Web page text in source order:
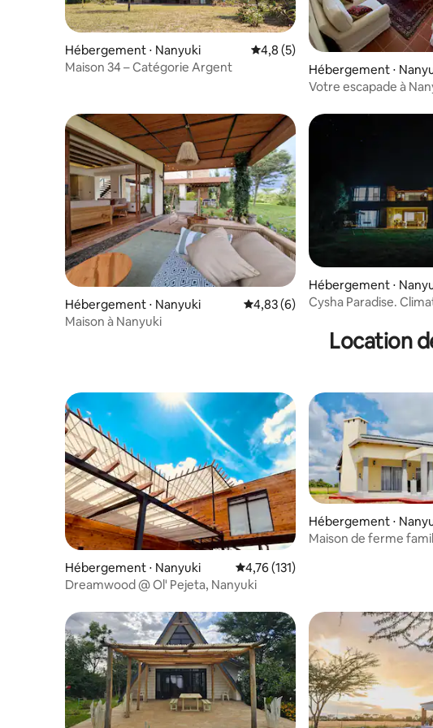
Hébergement ⋅ Nanyuki Évaluation moyenne sur la base
4,8 (5)
Maison 34 – Catégorie Argent
Hébergement ⋅
Votre escapade à
Hébergement ⋅ Nanyuki Évaluation moyenne sur la base
4,83 (6)
Maison à Nanyuki
Hébergement ⋅
Cysha Paradise.
Location
Hébergement ⋅ Nanyuki Évaluation moyenne sur la base de
4,76 (131)
Dreamwood @ Ol' Pejeta, Nanyuki
Hébergement ⋅
Maison de ferme